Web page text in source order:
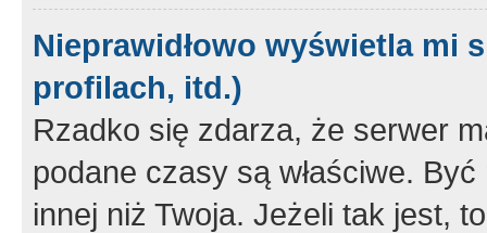
Nieprawidłowo wyświetla mi
profilach, itd.)
Rzadko się zdarza, że serwer
podane czasy są właściwe.
innej niż Twoja. Jeżeli tak jest,